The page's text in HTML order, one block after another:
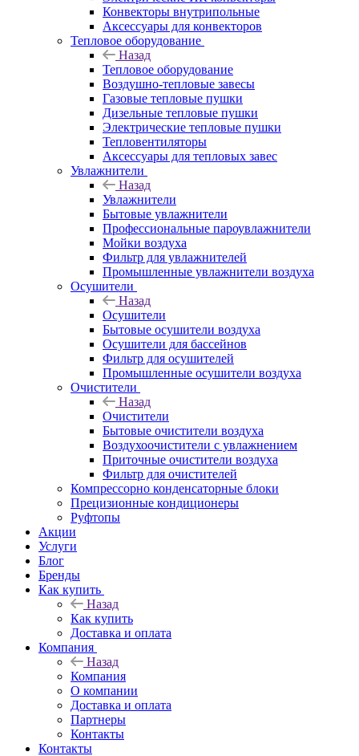
Конвекторы внутрипольные
Аксессуары для конвекторов
Тепловое оборудование
Назад
Тепловое оборудование
Воздушно-тепловые завесы
Газовые тепловые пушки
Дизельные тепловые пушки
Электрические тепловые пушки
Тепловентиляторы
Аксессуары для тепловых завес
Увлажнители
Назад
Увлажнители
Бытовые увлажнители
Профессиональные пароувлажнители
Мойки воздуха
Фильтр для увлажнителей
Промышленные увлажнители воздуха
Осушители
Назад
Осушители
Бытовые осушители воздуха
Осушители для бассейнов
Фильтр для осушителей
Промышленные осушители воздуха
Очистители
Назад
Очистители
Бытовые очистители воздуха
Воздухоочистители с увлажнением
Приточные очистители воздуха
Фильтр для очистителей
Компрессорно конденсаторные блоки
Прецизионные кондиционеры
Руфтопы
Акции
Услуги
Блог
Бренды
Как купить
Назад
Как купить
Доставка и оплата
Компания
Назад
Компания
О компании
Доставка и оплата
Партнеры
Контакты
Контакты